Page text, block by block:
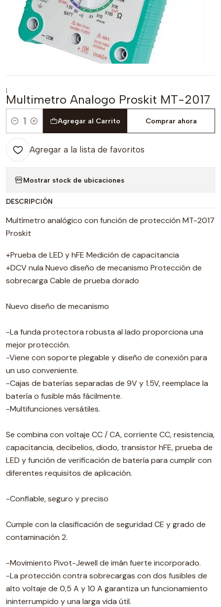
|
Multimetro Analogo Proskit MT-2017
Cantidad
Agregar al Carrito Comprar ahora
Agregar a la lista de favoritos
Mostrar stock de ubicaciones
DESCRIPCIÓN
Multímetro analógico con función de protección MT-2017
Proskit
+Prueba de LED y hFE Medición de capacitancia
+DCV nula Nuevo diseño de mecanismo Protección de
sobrecarga Cable de prueba dorado
Nuevo diseño de mecanismo
-La funda protectora robusta al lado proporciona una
mejor protección.
-Viene con soporte plegable y diseño de conexión para
un uso conveniente.
-Cajas de baterías separadas de 9V y 1.5V, reemplace la
batería o fusible más fácilmente.
-Multifunciones versátiles.
Se combina con voltaje CC / CA, corriente CC, resistencia,
capacitancia, decibelios, diodo, transistor hFE, prueba de
LED y función de verificación de batería para cumplir con
diferentes requisitos de aplicación.
-Confiable, seguro y preciso
Cumple con la clasificación de seguridad CE y grado de
contaminación 2.
-Movimiento Pivot-Jewell de imán fuerte incorporado.
-La protección contra sobrecargas con dos fusibles de
alto voltaje de 0,5 A y 10 A garantiza un funcionamiento
ininterrumpido y una larga vida útil.